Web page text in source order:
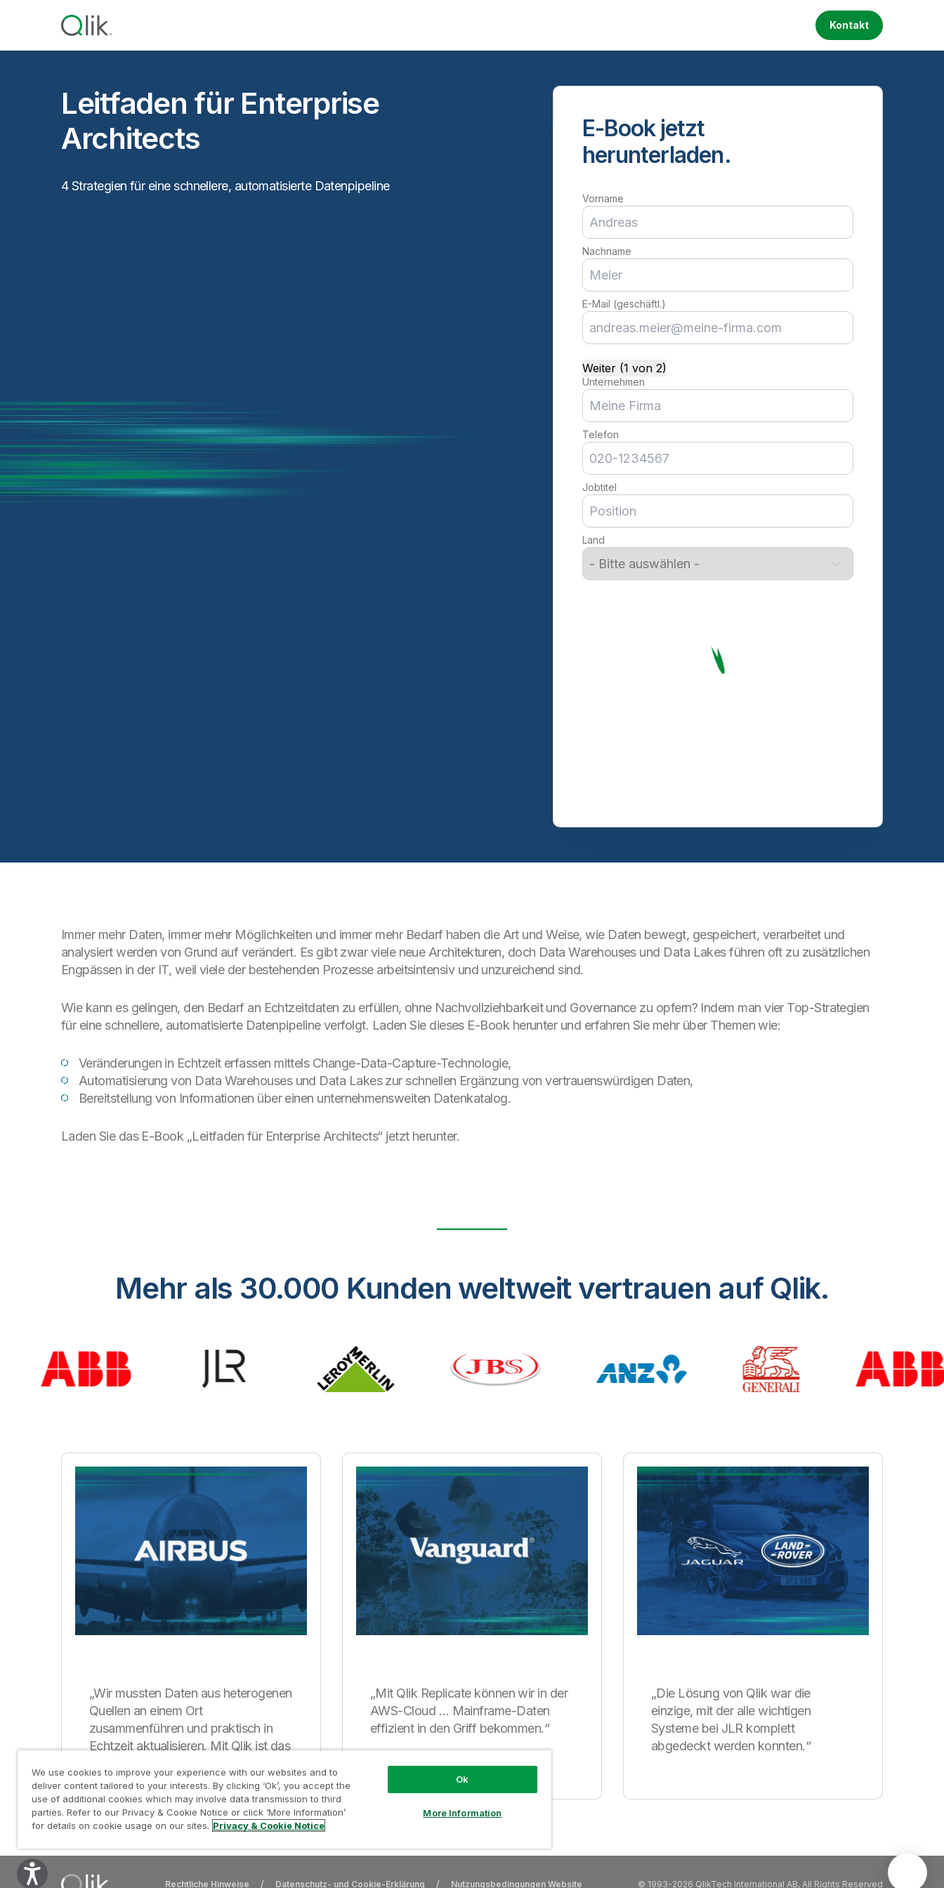
Kontakt
Leitfaden für Enterprise
Architects
4 Strategien für eine schnellere, automatisierte Datenpipeline
E-Book jetzt
herunterladen.
Vorname
Nachname
E-Mail (geschäftl.)
Weiter (1 von 2)
Unternehmen
Telefon
Jobtitel
Land
Immer mehr Daten, immer mehr Möglichkeiten und immer mehr Bedarf haben die Art und Weise, wie Daten bewegt, gespeichert, verarbeitet und
analysiert werden von Grund auf verändert. Es gibt zwar viele neue Architekturen, doch Data Warehouses und Data Lakes führen oft zu zusätzlichen
Engpässen in der IT, weil viele der bestehenden Prozesse arbeitsintensiv und unzureichend sind.
Wie kann es gelingen, den Bedarf an Echtzeitdaten zu erfüllen, ohne Nachvollziehbarkeit und Governance zu opfern? Indem man vier Top-Strategien
für eine schnellere, automatisierte Datenpipeline verfolgt. Laden Sie dieses E-Book herunter und erfahren Sie mehr über Themen wie:
Veränderungen in Echtzeit erfassen mittels Change-Data-Capture-Technologie,
Automatisierung von Data Warehouses und Data Lakes zur schnellen Ergänzung von vertrauenswürdigen Daten,
Bereitstellung von Informationen über einen unternehmensweiten Datenkatalog.
Laden Sie das E-Book „Leitfaden für Enterprise Architects“ jetzt herunter.
Mehr als 30.000 Kunden weltweit vertrauen auf Qlik.
„Wir mussten Daten aus heterogenen
Quellen an einem Ort
zusammenführen und praktisch in
Echtzeit aktualisieren. Mit Qlik ist das
„Mit Qlik Replicate können wir in der
AWS-Cloud … Mainframe-Daten
effizient in den Griff bekommen.“
„Die Lösung von Qlik war die
einzige, mit der alle wichtigen
Systeme bei JLR komplett
abgedeckt werden konnten.“
Rechtliche Hinweise / Datenschutz- und Cookie-Erklärung / Nutzungsbedingungen Website © 1993-2026 QlikTech International AB, All Rights Reserved
We use cookies to improve your experience with our websites and to
deliver content tailored to your interests. By clicking ‘Ok’, you accept the
use of additional cookies which may involve data transmission to third
parties. Refer to our Privacy & Cookie Notice or click ‘More Information’
for details on cookie usage on our sites. Privacy & Cookie Notice
Ok
More Information